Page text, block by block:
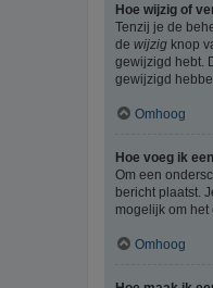
Hoe wijzig of
Tenzij je de
de wijzig knop
gewijzigd hebt.
gewijzigd
Omhoog
Hoe voeg ik
Om een
bericht plaatst.
mogelijk om het
Omhoog